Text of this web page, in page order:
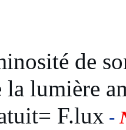
de
la lumière
F.lux -